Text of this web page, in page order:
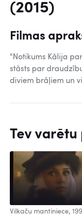
(2015)
Filmas
"Notikums Kālija
stāsts par
diviem brāļiem un
Tev
Vilkaču mantiniece,